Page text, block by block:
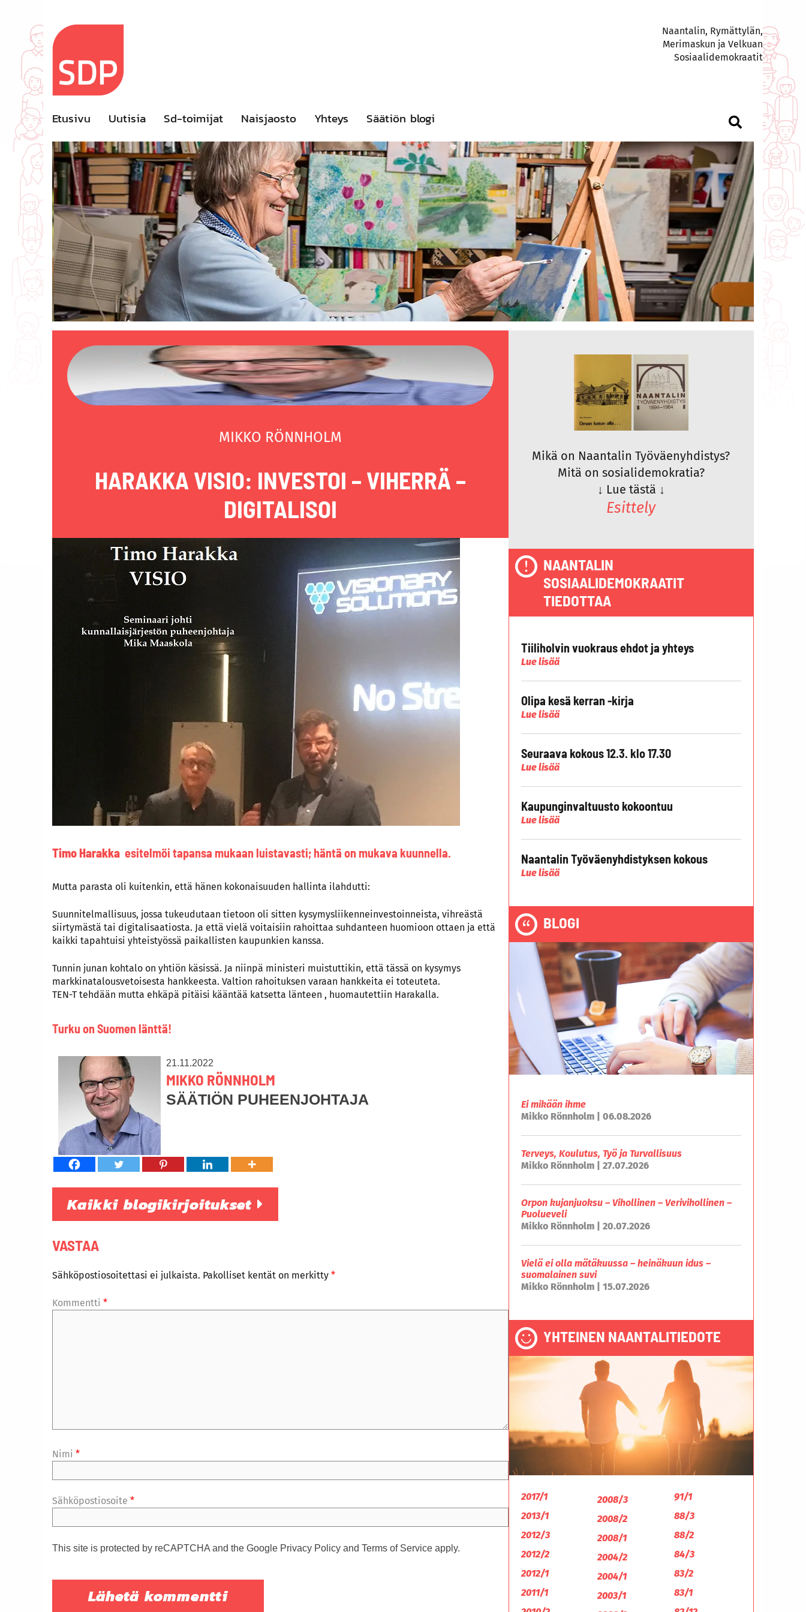
content
Naantalin, Rymättylän,
Merimaskun ja Velkuan
Sosiaalidemokraatit
Etusivu Uutisia Sd-toimijat Naisjaosto Yhteys Säätiön blogi
MIKKO RÖNNHOLM
HARAKKA VISIO: INVESTOI – VIHERRÄ –
DIGITALISOI
Timo Harakka esitelmöi tapansa mukaan luistavasti; häntä on mukava kuunnella.
Mutta parasta oli kuitenkin, että hänen kokonaisuuden hallinta ilahdutti:
Suunnitelmallisuus, jossa tukeudutaan tietoon oli sitten kysymysliikenneinvestoinneista, vihreästä
siirtymästä tai digitalisaatiosta. Ja että vielä voitaisiin rahoittaa suhdanteen huomioon ottaen ja että
kaikki tapahtuisi yhteistyössä paikallisten kaupunkien kanssa.
Tunnin junan kohtalo on yhtiön käsissä. Ja niinpä ministeri muistuttikin, että tässä on kysymys
markkinatalousvetoisesta hankkeesta. Valtion rahoituksen varaan hankkeita ei toteuteta.
TEN-T tehdään mutta ehkäpä pitäisi kääntää katsetta länteen , huomautettiin Harakalla.
Turku on Suomen länttä!
21.11.2022
MIKKO RÖNNHOLM
SÄÄTIÖN PUHEENJOHTAJA
Kaikki blogikirjoitukset
VASTAA
Sähköpostiosoitettasi ei julkaista. Pakolliset kentät on merkitty *
Kommentti *
Nimi *
Sähköpostiosoite *
This site is protected by reCAPTCHA and the Google Privacy Policy and Terms of Service apply.
Mikä on Naantalin Työväenyhdistys?
Mitä on sosialidemokratia?
↓ Lue tästä ↓
Esittely
NAANTALIN
SOSIAALIDEMOKRAATIT
TIEDOTTAA
Tiiliholvin vuokraus ehdot ja yhteys
Lue lisää
Olipa kesä kerran -kirja
Lue lisää
Seuraava kokous 12.3. klo 17.30
Lue lisää
Kaupunginvaltuusto kokoontuu
Lue lisää
Naantalin Työväenyhdistyksen kokous
Lue lisää
BLOGI
Ei mikään ihme
Mikko Rönnholm | 06.08.2026
Terveys, Koulutus, Työ ja Turvallisuus
Mikko Rönnholm | 27.07.2026
Orpon kujanjuoksu – Vihollinen – Verivihollinen –
Puolueveli
Mikko Rönnholm | 20.07.2026
Vielä ei olla mätäkuussa – heinäkuun idus –
suomalainen suvi
Mikko Rönnholm | 15.07.2026
YHTEINEN NAANTALITIEDOTE
2017/1
2013/1
2012/3
2012/2
2012/1
2011/1
2008/3
2008/2
2008/1
2004/2
2004/1
2003/1
91/1
88/3
88/2
84/3
83/2
83/1